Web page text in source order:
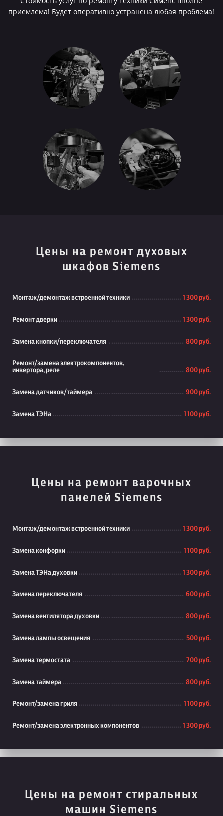
приемлема! Будет оперативно устранена любая проблема!
Цены на ремонт духовых
шкафов Siemens
Монтаж/демонтаж встроенной техники 1 300 руб.
Ремонт дверки 1 300 руб.
Замена кнопки/переключателя 800 руб.
Ремонт/замена электрокомпонентов,
инвертора, реле
800 руб.
Замена датчиков/таймера 900 руб.
Замена ТЭНа 1 100 руб.
Цены на ремонт варочных
панелей Siemens
Монтаж/демонтаж встроенной техники 1 300 руб.
Замена конфорки 1 100 руб.
Замена ТЭНа духовки 1 300 руб.
Замена переключателя 600 руб.
Замена вентилятора духовки 800 руб.
Замена лампы освещения 500 руб.
Замена термостата 700 руб.
Замена таймера 800 руб.
Ремонт/замена гриля 1 100 руб.
Ремонт/замена электронных компонентов 1 300 руб.
Цены на ремонт стиральных
машин Siemens